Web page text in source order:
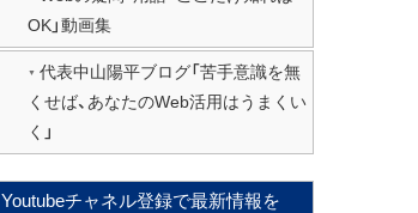
OK」動画集
代表中山陽平ブログ「苦手意識を無
くせば、あなたのWeb活用はうまくい
く」
Youtubeチャネル登録で最新情報を